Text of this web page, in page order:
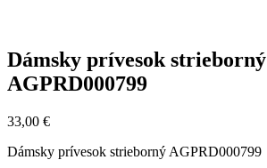
Dámsky prívesok strieborný
AGPRD000799
33,00 €
Dámsky prívesok strieborný AGPRD000799